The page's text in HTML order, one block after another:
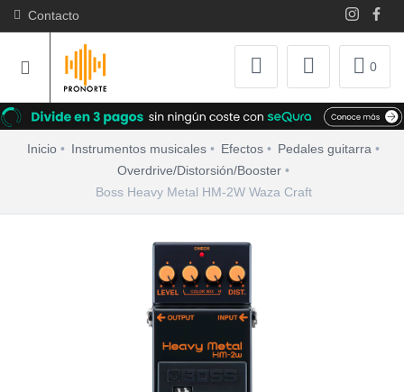
Contacto
0
Inicio Instrumentos musicales Efectos
Pedales guitarra
Overdrive/Distorsión/Booster
Boss Heavy Metal HM-2W Waza Craft